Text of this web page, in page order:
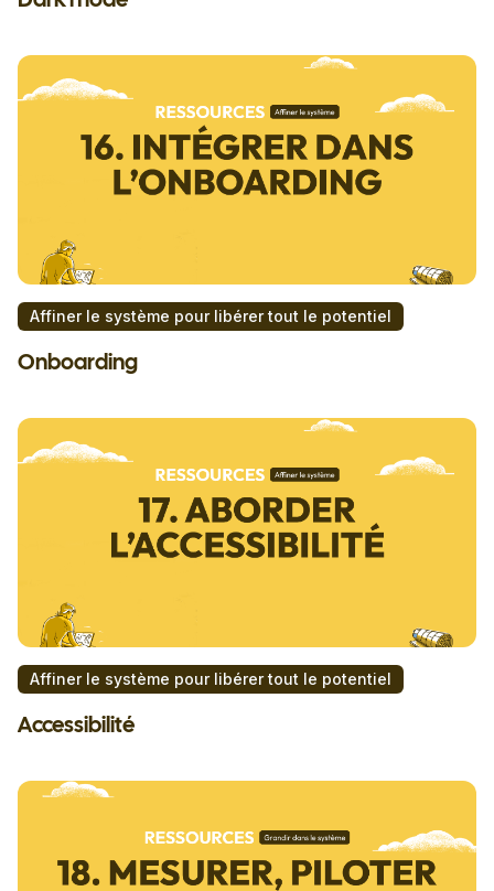
Affiner le système pour libérer tout le potentiel
Onboarding
Affiner le système pour libérer tout le potentiel
Accessibilité